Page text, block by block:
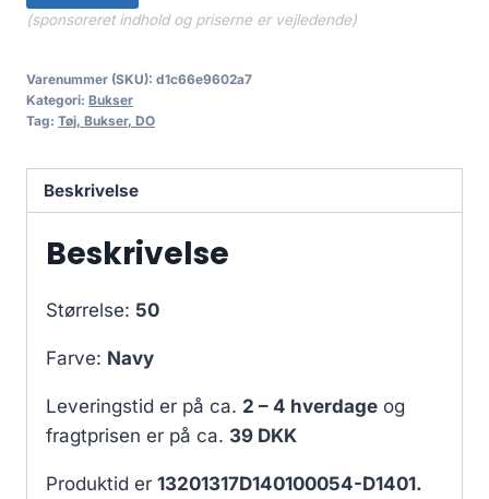
(sponsoreret indhold og priserne er vejledende)
Varenummer (SKU): d1c66e9602a7
Kategori: Bukser
Tag: Tøj, Bukser, DO
Beskrivelse
Beskrivelse
Størrelse: 50
Farve: Navy
Leveringstid er på ca. 2 – 4 hverdage og
fragtprisen er på ca. 39 DKK
Produktid er 13201317D140100054-D1401.